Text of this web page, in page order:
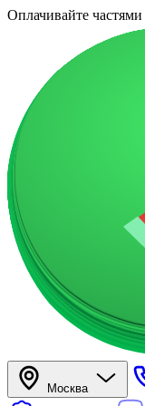
Оплачивайте частями
Москва